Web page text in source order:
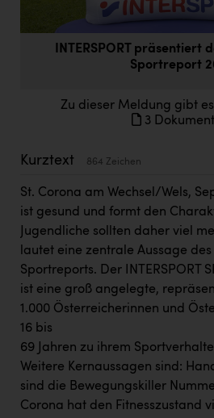
Doppler Gruppe
ERLUS AG
Firmenradl
HIG Infomotion Group
IFE Austria GmbH
Immotech
INTERSPAR
INTERSPORT Austria
Jesolo
Jane Goodall Institute Austria
Kärcher
Karin Liedl
INTERSPORT präsentiert
Sportreport
Zu dieser Meldung gibt
3
Kurztext 864 Zeichen
St. Corona am Wechsel/Wels,
ist gesund und formt den
Jugendliche sollten daher viel
lautet eine zentrale Aussage
Sportreports. Der INTERSPORT
ist eine groß angelegte,
1.000 Österreicherinnen und
16 bis
69 Jahren zu ihrem
Weitere Kernaussagen sind:
sind die Bewegungskiller
Corona hat den Fitnesszustand